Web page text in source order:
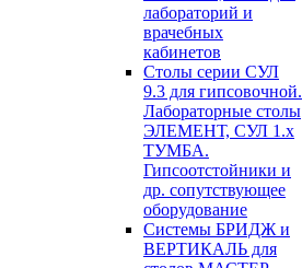
лабораторий и
врачебных
кабинетов
Столы серии СУЛ
9.3 для гипсовочной.
Лабораторные столы
ЭЛЕМЕНТ, СУЛ 1.х
ТУМБА.
Гипсоотстойники и
др. сопутствующее
оборудование
Системы БРИДЖ и
ВЕРТИКАЛЬ для